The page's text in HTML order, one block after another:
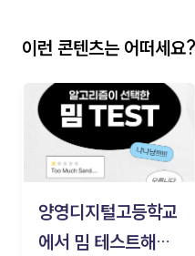
이런 콘텐츠는 어떠세요?
양영디지털고등학교
에서 밈 테스트해보